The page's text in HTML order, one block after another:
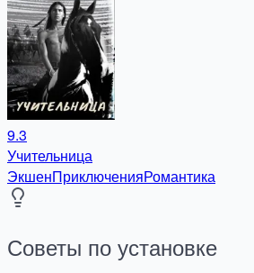
9.3
Учительница
ЭкшенПриключенияРомантика
Советы по установке